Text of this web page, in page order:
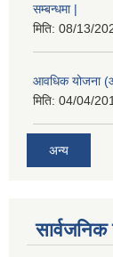
सम्बन्धमा |
मिति: 08/13/
आवधिक योजना
मिति: 04/04/
अन्य